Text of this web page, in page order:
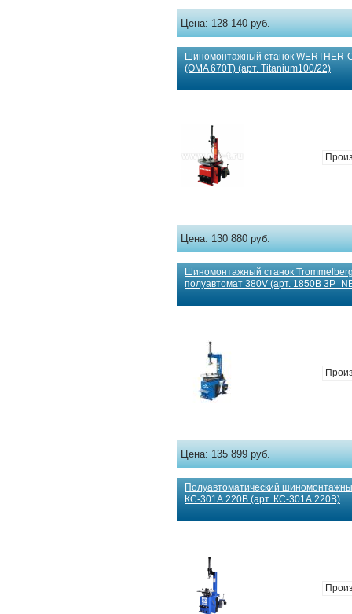
Цена:128 140 руб.
Шиномонтажный станок WERTHER-
(OMA 670T) (арт. Titanium100/22)
Цена:130 880 руб.
Шиномонтажный станок
полуавтомат 380V (арт. 1850B
Цена:135 899 руб.
Полуавтоматический
КС-301А 220В (арт. КС-301А 220В)